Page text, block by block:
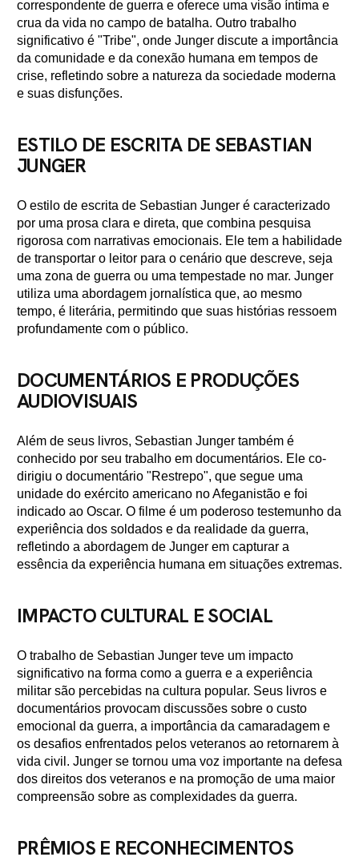
correspondente de guerra e oferece uma visão íntima e
crua da vida no campo de batalha. Outro trabalho
significativo é "Tribe", onde Junger discute a importância
da comunidade e da conexão humana em tempos de
crise, refletindo sobre a natureza da sociedade moderna
e suas disfunções.
ESTILO DE ESCRITA DE SEBASTIAN
JUNGER
O estilo de escrita de Sebastian Junger é caracterizado
por uma prosa clara e direta, que combina pesquisa
rigorosa com narrativas emocionais. Ele tem a habilidade
de transportar o leitor para o cenário que descreve, seja
uma zona de guerra ou uma tempestade no mar. Junger
utiliza uma abordagem jornalística que, ao mesmo
tempo, é literária, permitindo que suas histórias ressoem
profundamente com o público.
DOCUMENTÁRIOS E PRODUÇÕES
AUDIOVISUAIS
Além de seus livros, Sebastian Junger também é
conhecido por seu trabalho em documentários. Ele co-
dirigiu o documentário "Restrepo", que segue uma
unidade do exército americano no Afeganistão e foi
indicado ao Oscar. O filme é um poderoso testemunho da
experiência dos soldados e da realidade da guerra,
refletindo a abordagem de Junger em capturar a
essência da experiência humana em situações extremas.
IMPACTO CULTURAL E SOCIAL
O trabalho de Sebastian Junger teve um impacto
significativo na forma como a guerra e a experiência
militar são percebidas na cultura popular. Seus livros e
documentários provocam discussões sobre o custo
emocional da guerra, a importância da camaradagem e
os desafios enfrentados pelos veteranos ao retornarem à
vida civil. Junger se tornou uma voz importante na defesa
dos direitos dos veteranos e na promoção de uma maior
compreensão sobre as complexidades da guerra.
PRÊMIOS E RECONHECIMENTOS